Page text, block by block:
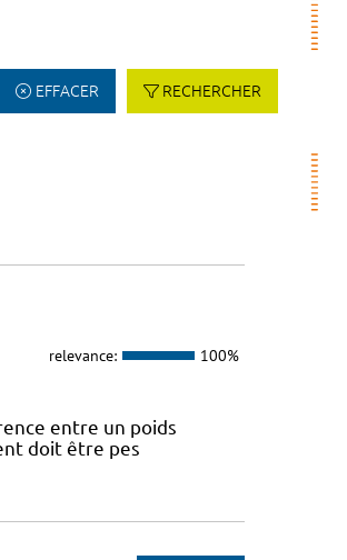
EFFACER RECHERCHER
relevance: 100%
entre un poids
doit être pes